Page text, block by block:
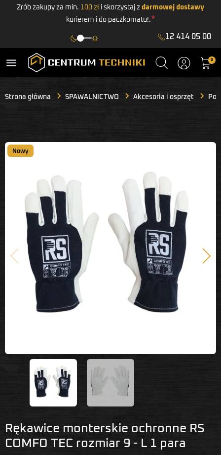
Zrób zakupy za min. 100 zł i skorzystaj z darmowej dostawy
kurierem i do paczkomatu!.*
12 414 05 00
menu 0
Strona główna SPAWALNICTWO Akcesoria i osprzęt
Nowy
Poprzedni
Rękawice monterskie ochronne RS
COMFO TEC rozmiar 9 - L 1 para